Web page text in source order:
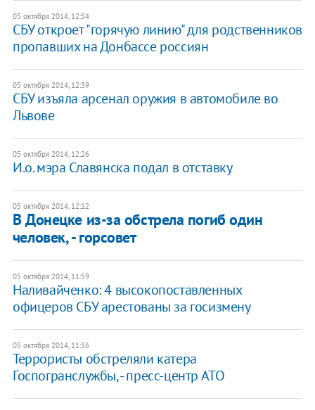
05 октября 2014, 12:54
СБУ откроет "горячую линию" для родственников
пропавших на Донбассе россиян
05 октября 2014, 12:39
СБУ изъяла арсенал оружия в автомобиле во
Львове
05 октября 2014, 12:26
И.о. мэра Славянска подал в отставку
05 октября 2014, 12:12
В Донецке из-за обстрела погиб один
человек, - горсовет
05 октября 2014, 11:59
Наливайченко: 4 высокопоставленных
офицеров СБУ арестованы за госизмену
05 октября 2014, 11:36
Террористы обстреляли катера
Госпогранслужбы, - пресс-центр АТО